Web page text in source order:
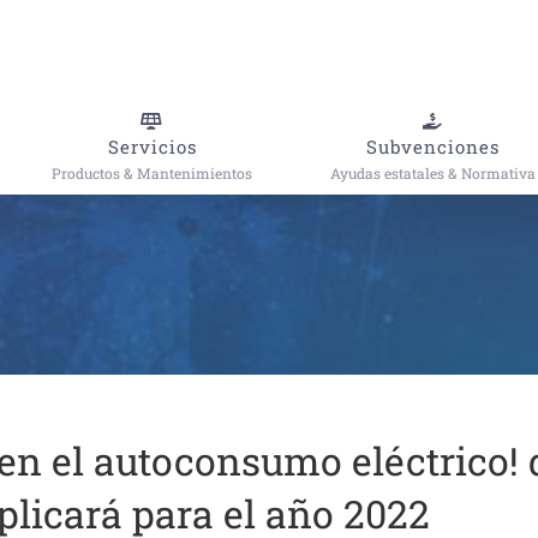
Servicios
Productos & Mantenimientos
Subvenciones
Ayudas estatales & Normativa
el autoconsumo eléctrico!
para el año 2022